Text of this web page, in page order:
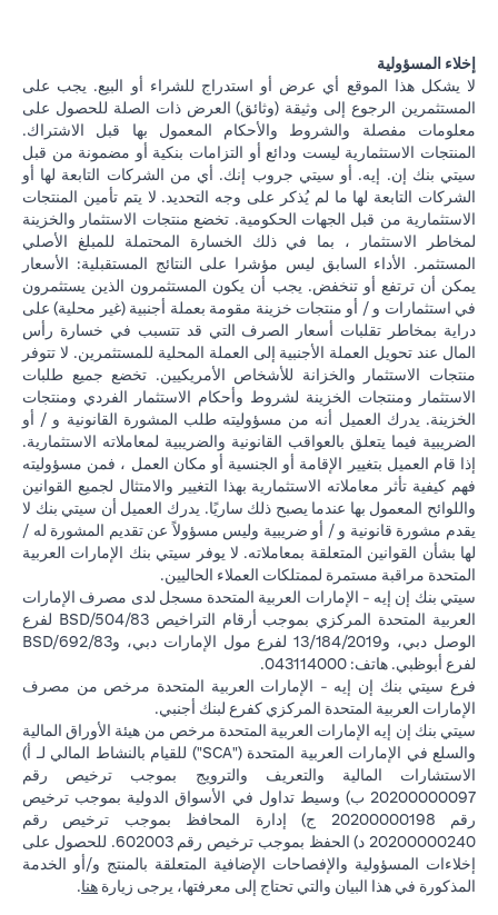
إخلاء المسؤولية
لا يشكل هذا الموقع أي عرض أو استدراج للشراء أو البيع. يجب على
المستثمرين الرجوع إلى وثيقة (وثائق) العرض ذات الصلة للحصول على
معلومات مفصلة والشروط والأحكام المعمول بها قبل الاشتراك.
المنتجات الاستثمارية ليست ودائع أو التزامات بنكية أو مضمونة من قبل
سيتي بنك إن. إيه. أو سيتي جروب إنك. أي من الشركات التابعة لها أو
الشركات التابعة لها ما لم يُذكر على وجه التحديد. لا يتم تأمين المنتجات
الاستثمارية من قبل الجهات الحكومية. تخضع منتجات الاستثمار والخزينة
لمخاطر الاستثمار ، بما في ذلك الخسارة المحتملة للمبلغ الأصلي
المستثمر. الأداء السابق ليس مؤشرا على النتائج المستقبلية: الأسعار
يمكن أن ترتفع أو تنخفض. يجب أن يكون المستثمرون الذين يستثمرون
في استثمارات و / أو منتجات خزينة مقومة بعملة أجنبية (غير محلية) على
دراية بمخاطر تقلبات أسعار الصرف التي قد تتسبب في خسارة رأس
المال عند تحويل العملة الأجنبية إلى العملة المحلية للمستثمرين. لا تتوفر
منتجات الاستثمار والخزانة للأشخاص الأمريكيين. تخضع جميع طلبات
الاستثمار ومنتجات الخزينة لشروط وأحكام الاستثمار الفردي ومنتجات
الخزينة. يدرك العميل أنه من مسؤوليته طلب المشورة القانونية و / أو
الضريبية فيما يتعلق بالعواقب القانونية والضريبية لمعاملاته الاستثمارية.
إذا قام العميل بتغيير الإقامة أو الجنسية أو مكان العمل ، فمن مسؤوليته
فهم كيفية تأثر معاملاته الاستثمارية بهذا التغيير والامتثال لجميع القوانين
واللوائح المعمول بها عندما يصبح ذلك ساريًا. يدرك العميل أن سيتي بنك لا
يقدم مشورة قانونية و / أو ضريبية وليس مسؤولاً عن تقديم المشورة له /
لها بشأن القوانين المتعلقة بمعاملاته. لا يوفر سيتي بنك الإمارات العربية
المتحدة مراقبة مستمرة لممتلكات العملاء الحاليين.
سيتي بنك إن إيه - الإمارات العربية المتحدة مسجل لدى مصرف الإمارات
العربية المتحدة المركزي بموجب أرقام التراخيص BSD/504/83 لفرع
الوصل دبي، و13/184/2019 لفرع مول الإمارات دبي، وBSD/692/83
لفرع أبوظبي. هاتف: 043114000.
فرع سيتي بنك إن إيه - الإمارات العربية المتحدة مرخص من مصرف
الإمارات العربية المتحدة المركزي كفرع لبنك أجنبي.
سيتي بنك إن إيه الإمارات العربية المتحدة مرخص من هيئة الأوراق المالية
والسلع في الإمارات العربية المتحدة ("SCA") للقيام بالنشاط المالي لـ أ)
الاستشارات المالية والتعريف والترويج بموجب ترخيص رقم
20200000097 ب) وسيط تداول في الأسواق الدولية بموجب ترخيص
رقم 20200000198 ج) إدارة المحافظ بموجب ترخيص رقم
20200000240 د) الحفظ بموجب ترخيص رقم 602003. للحصول على
إخلاءات المسؤولية والإفصاحات الإضافية المتعلقة بالمنتج و/أو الخدمة
المذكورة في هذا البيان والتي تحتاج إلى معرفتها، يرجى زيارة هنا.